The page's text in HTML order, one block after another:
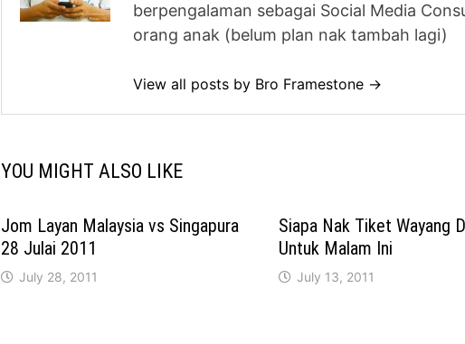
berpengalaman sebagai Social Media
orang anak (belum plan nak tambah lagi)
View all posts by Bro Framestone →
YOU MIGHT ALSO LIKE
Jom Layan Malaysia vs Singapura
28 Julai 2011
July 28, 2011
Siapa Nak Tiket Wayang
Untuk Malam Ini
July 13, 2011